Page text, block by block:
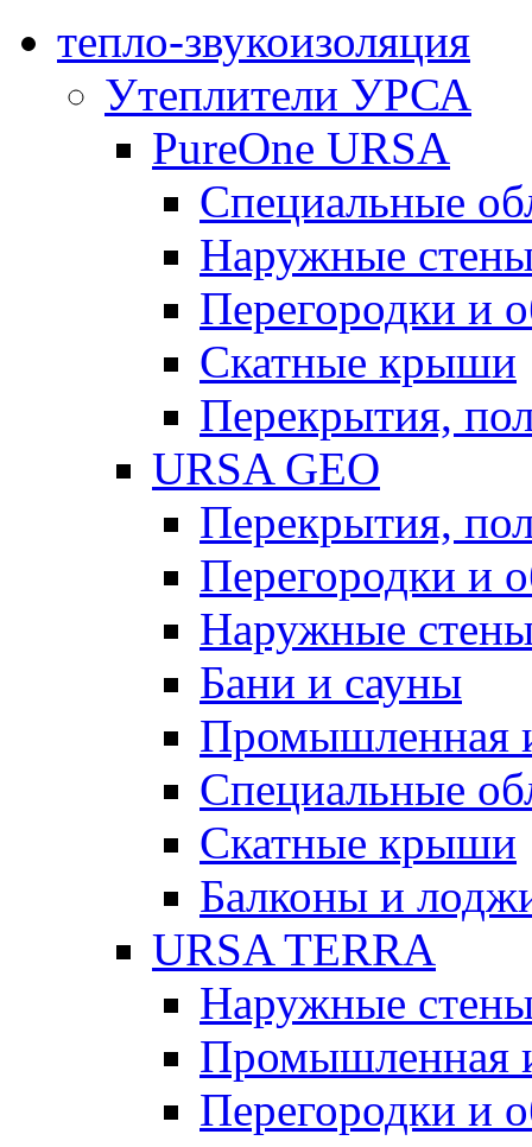
тепло-звукоизоляция
Утеплители УРСА
PureOne URSA
Специальные
Наружные
Перегородки и
Скатные крыши
Перекрытия,
URSA GEO
Перекрытия,
Перегородки и
Наружные
Бани и сауны
Промышленная
Специальные
Скатные крыши
Балконы и
URSA TERRA
Наружные
Промышленная
Перегородки и